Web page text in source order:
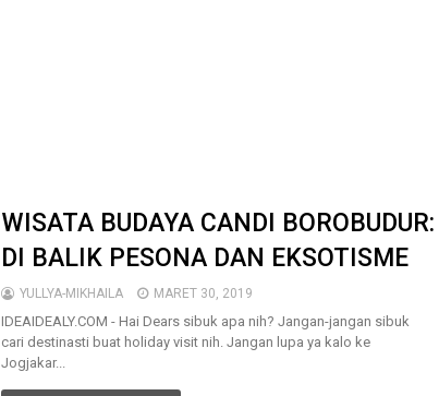
WISATA BUDAYA CANDI BOROBUDUR:
DI BALIK PESONA DAN EKSOTISME
YULLYA-MIKHAILA MARET 30, 2019
IDEAIDEALY.COM - Hai Dears sibuk apa nih? Jangan-jangan sibuk
cari destinasti buat holiday visit nih. Jangan lupa ya kalo ke
Jogjakar...